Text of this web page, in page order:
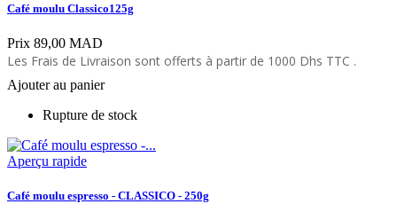
Café moulu Classico125g
Prix 89,00 MAD
Les Frais de Livraison sont offerts à partir de 1000 Dhs TTC .
Ajouter au panier
Rupture de stock
Aperçu rapide
Café moulu espresso - CLASSICO - 250g